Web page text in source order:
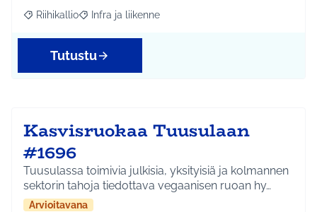
Rajaa tulokset aihepiirin mukaan: Riihikallio
Riihikallio Rajaa tulokset teeman mukaan: Infra ja liikenne
Infra ja liikenne
Tutustu
Kasvisruokaa Tuusulaan
#1696
Tuusulassa toimivia julkisia, yksityisiä ja kolmannen
sektorin tahoja tiedottava vegaanisen ruoan hy…
Arvioitavana